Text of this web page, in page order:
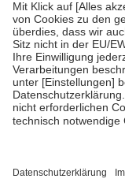
fallenkeine
• Kindern und
mit Ausnahme der
• Untersuchungen zur
GKV getragen werden
• empfohlenen
• Harn- und
getroffen, um